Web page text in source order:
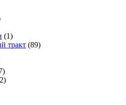
(1)
тракт (89)